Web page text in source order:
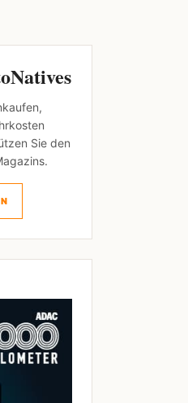
Sie den